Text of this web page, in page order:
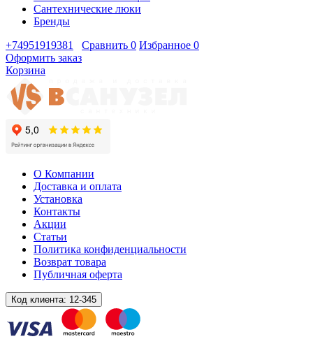
Сантехнические люки
Бренды
+74951919381
Сравнить 0 Избранное 0
Оформить заказ
Корзина
О Компании
Доставка и оплата
Установка
Контакты
Акции
Статьи
Политика конфиденциальности
Возврат товара
Публичная оферта
Код клиента: 12-345